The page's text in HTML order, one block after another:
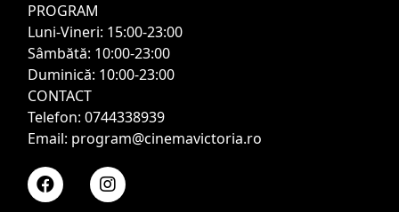
PROGRAM
Luni-Vineri: 15:00-23:00
Sâmbătă: 10:00-23:00
Duminică: 10:00-23:00
CONTACT
Telefon: 0744338939
Email: program@cinemavictoria.ro